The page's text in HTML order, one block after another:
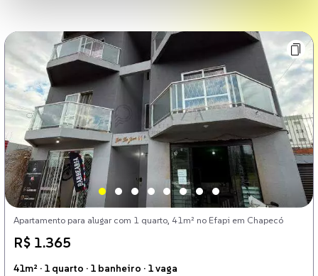
Apartamento para alugar com 1 quarto, 41m² no Efapi em Chapecó
R$ 1.365
41m² · 1 quarto · 1 banheiro · 1 vaga